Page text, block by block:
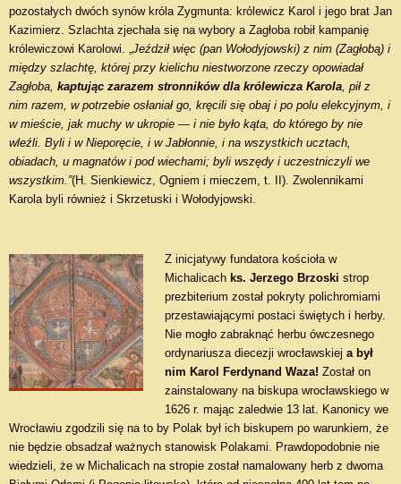
pozostałych dwóch synów króla Zygmunta: królewicz Karol i jego brat Jan
Kazimierz. Szlachta zjechała się na wybory a Zagłoba robił kampanię
królewiczowi Karolowi. „Jeździł więc (pan Wołodyjowski) z nim (Zagłobą) i
między szlachtę, której przy kielichu niestworzone rzeczy opowiadał
Zagłoba, kaptując zarazem stronników dla królewicza Karola, pił z
nim razem, w potrzebie osłaniał go, kręcili się obaj i po polu elekcyjnym, i
w mieście, jak muchy w ukropie — i nie było kąta, do którego by nie
wleźli. Byli i w Nieporęcie, i w Jabłonnie, i na wszystkich ucztach,
obiadach, u magnatów i pod wiechami; byli wszędy i uczestniczyli we
wszystkim.”(H. Sienkiewicz, Ogniem i mieczem, t. II). Zwolennikami
Karola byli również i Skrzetuski i Wołodyjowski.
Z inicjatywy fundatora kościoła w
Michalicach ks. Jerzego Brzoski strop
prezbiterium został pokryty polichromiami
przestawiającymi postaci świętych i herby.
Nie mogło zabraknąć herbu ówczesnego
ordynariusza diecezji wrocławskiej a był
nim Karol Ferdynand Waza! Został on
zainstalowany na biskupa wrocławskiego w
1626 r. mając zaledwie 13 lat. Kanonicy we
Wrocławiu zgodzili się na to by Polak był ich biskupem po warunkiem, że
nie będzie obsadzał ważnych stanowisk Polakami. Prawdopodobnie nie
wiedzieli, że w Michalicach na stropie został namalowany herb z dwoma